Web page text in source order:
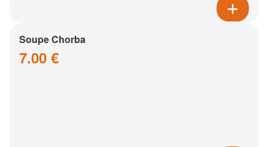
Soupe Chorba
7.00 €